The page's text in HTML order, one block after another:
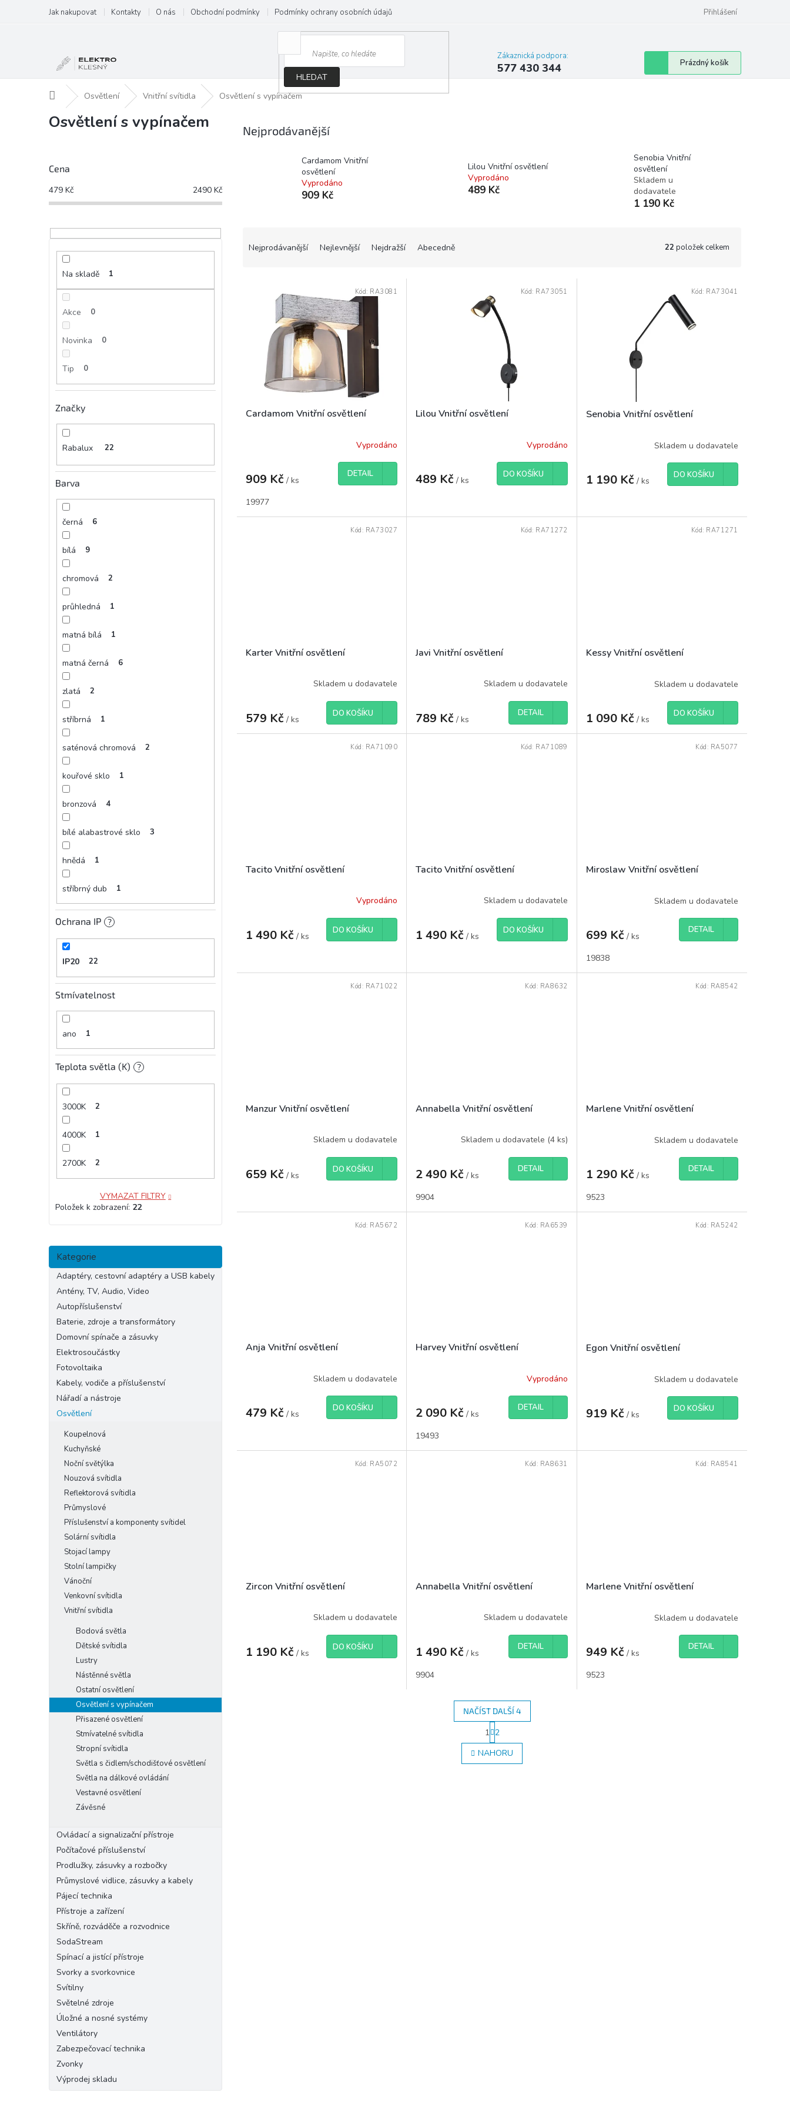
obsah
Jak nakupovat Kontakty O nás Obchodní podmínky Podmínky ochrany osobních údajů Přihlášení
HLEDAT
Zákaznická podpora:
577 430 344
Nákupní
košík
Prázdný košík
Domů Osvětlení Vnitřní svítidla Osvětlení s vypínačem
Osvětlení s vypínačem
s
t
r
n
Cena
479 Kč 2490 Kč
Na skladě 1
Akce 0
Novinka 0
Tip 0
Značky
Rabalux 22
Barva
černá 6
bílá 9
chromová 2
průhledná 1
matná bílá 1
matná černá 6
zlatá 2
stříbrná 1
saténová chromová 2
kouřové sklo 1
bronzová 4
bílé alabastrové sklo 3
hnědá 1
stříbrný dub 1
Ochrana IP ?
IP20 22
Stmívatelnost
ano 1
Teplota světla (K) ?
3000K 2
4000K 1
2700K 2
VYMAZAT FILTRY
Položek k zobrazení: 22
Přeskočit
kategorie
Kategorie
Adaptéry, cestovní adaptéry a USB kabely
Antény, TV, Audio, Video
Autopříslušenství
Baterie, zdroje a transformátory
Domovní spínače a zásuvky
Elektrosoučástky
Fotovoltaika
Kabely, vodiče a příslušenství
Nářadí a nástroje
Osvětlení
Koupelnová
Kuchyňské
Noční světýlka
Nouzová svítidla
Reflektorová svítidla
Průmyslové
Příslušenství a komponenty svítidel
Solární svítidla
Stojací lampy
Stolní lampičky
Vánoční
Venkovní svítidla
Vnitřní svítidla
Bodová světla
Dětské svítidla
Lustry
Nástěnné světla
Ostatní osvětlení
Osvětlení s vypínačem
Přisazené osvětlení
Stmívatelné svítidla
Stropní svítidla
Světla s čidlem/schodišťové osvětlení
Světla na dálkové ovládání
Vestavné osvětlení
Závěsné
Ovládací a signalizační přístroje
Počítačové příslušenství
Prodlužky, zásuvky a rozbočky
Průmyslové vidlice, zásuvky a kabely
Pájecí technika
Přístroje a zařízení
Skříně, rozváděče a rozvodnice
SodaStream
Spínací a jistící přístroje
Svorky a svorkovnice
Svítilny
Světelné zdroje
Úložné a nosné systémy
Ventilátory
Zabezpečovací technika
Zvonky
Výprodej skladu
Nejprodávanější
Cardamom Vnitřní
osvětlení
Vyprodáno
909 Kč
Lilou Vnitřní osvětlení
Vyprodáno
489 Kč
Senobia Vnitřní
osvětlení
Skladem u
dodavatele
1 190 Kč
Nejprodávanější Nejlevnější Nejdražší Abecedně 22 položek celkem
kCardamom Vnitřní osvětlení
Vyprodáno
909 Kč / ks
DETAIL
19977
Kód: RA3081
Lilou Vnitřní osvětlení
Vyprodáno
489 Kč/ ks
DO KOŠÍKU
Kód: RA73051
Senobia Vnitřní osvětlení
Skladem u dodavatele
1 190 Kč / ks
DO KOŠÍKU
Kód: RA73041
Karter Vnitřní osvětlení
Skladem u dodavatele
579 Kč / ks
DO KOŠÍKU
Kód: RA73027
Javi Vnitřní osvětlení
Skladem u dodavatele
789 Kč/ ks
DETAIL
Kód: RA71272
Kessy Vnitřní osvětlení
Skladem u dodavatele
1 090 Kč / ks
DO KOŠÍKU
Kód: RA71271
Tacito Vnitřní osvětlení
Vyprodáno
1 490 Kč / ks
DO KOŠÍKU
Kód: RA71090
Tacito Vnitřní osvětlení
Skladem u dodavatele
1 490 Kč/ ks
DO KOŠÍKU
Kód: RA71089
Miroslaw Vnitřní osvětlení
Skladem u dodavatele
699 Kč / ks
DETAIL
19838
Kód: RA5077
Manzur Vnitřní osvětlení
Skladem u dodavatele
659 Kč / ks
DO KOŠÍKU
Kód: RA71022
Annabella Vnitřní osvětlení
Skladem u dodavatele (4 ks)
2 490 Kč/ ks
DETAIL
9904
Kód: RA8632
Marlene Vnitřní osvětlení
Skladem u dodavatele
1 290 Kč / ks
DETAIL
9523
Kód: RA8542
Anja Vnitřní osvětlení
Skladem u dodavatele
479 Kč / ks
DO KOŠÍKU
Kód: RA5672
Harvey Vnitřní osvětlení
Vyprodáno
2 090 Kč/ ks
DETAIL
19493
Kód: RA6539
Egon Vnitřní osvětlení
Skladem u dodavatele
919 Kč / ks
DO KOŠÍKU
Kód: RA5242
Zircon Vnitřní osvětlení
Skladem u dodavatele
1 190 Kč / ks
DO KOŠÍKU
Kód: RA5072
Annabella Vnitřní osvětlení
Skladem u dodavatele
1 490 Kč/ ks
DETAIL
9904
Kód: RA8631
Marlene Vnitřní osvětlení
Skladem u dodavatele
949 Kč / ks
DETAIL
9523
Kód: RA8541
O
v
l
NAČÍST DALŠÍ 4
t
r
á
n
1 2
NAHORU